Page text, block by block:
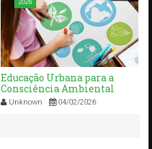
2026
Educação Urbana para a
Consciência Ambiental
Unknown 04/02/2026